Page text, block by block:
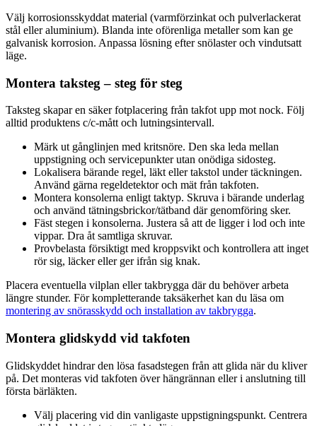
Välj korrosionsskyddat material (varmförzinkat och pulverlackerat
stål eller aluminium). Blanda inte oförenliga metaller som kan ge
galvanisk korrosion. Anpassa lösning efter snölaster och vindutsatt
läge.
Montera taksteg – steg för steg
Taksteg skapar en säker fotplacering från takfot upp mot nock. Följ
alltid produktens c/c-mått och lutningsintervall.
Märk ut gånglinjen med kritsnöre. Den ska leda mellan
uppstigning och servicepunkter utan onödiga sidosteg.
Lokalisera bärande regel, läkt eller takstol under täckningen.
Använd gärna regeldetektor och mät från takfoten.
Montera konsolerna enligt taktyp. Skruva i bärande underlag
och använd tätningsbrickor/tätband där genomföring sker.
Fäst stegen i konsolerna. Justera så att de ligger i lod och inte
vippar. Dra åt samtliga skruvar.
Provbelasta försiktigt med kroppsvikt och kontrollera att inget
rör sig, läcker eller ger ifrån sig knak.
Placera eventuella vilplan eller takbrygga där du behöver arbeta
längre stunder. För kompletterande taksäkerhet kan du läsa om
montering av snörasskydd och installation av takbrygga.
Montera glidskydd vid takfoten
Glidskyddet hindrar den lösa fasadstegen från att glida när du kliver
på. Det monteras vid takfoten över hängrännan eller i anslutning till
första bärläkten.
Välj placering vid din vanligaste uppstigningspunkt. Centrera